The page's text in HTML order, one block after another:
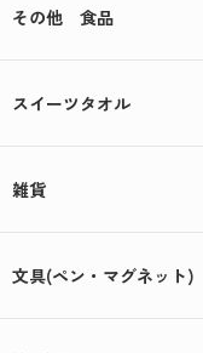
その他 食品
スイーツタオル
雑貨
文具(ペン・マグネット)